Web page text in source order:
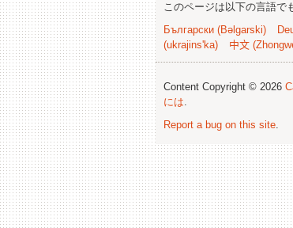
このページは以下の言語で
Български (Bəlgarski)
(ukrajins'ka)
中文
Content Copyright © 2026
には.
Report a bug on this site.